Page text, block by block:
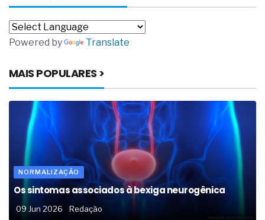
Powered by Translate
MAIS POPULARES >
NORMALIZAÇÃO
Os sintomas associados à bexiga neurogênica
09 Jun 2026 Redação